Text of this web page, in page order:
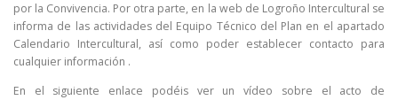
por la Convivencia. Por otra parte, en la web de Logroño Intercultural se
informa de las actividades del Equipo Técnico del Plan en el apartado
Calendario Intercultural, así como poder establecer contacto para
cualquier información .
En el siguiente enlace podéis ver un vídeo sobre el acto de